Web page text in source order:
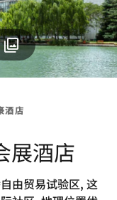
酒店
展酒店
由贸易试验区, 这